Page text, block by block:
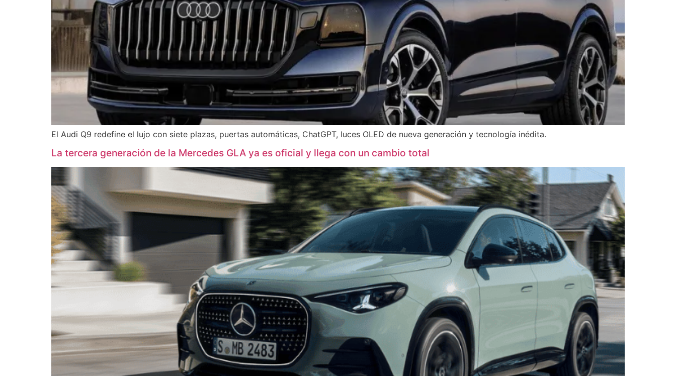
El Audi Q9 redefine el lujo con siete plazas, puertas automáticas, ChatGPT, luces OLED de nueva generación y tecnología inédita.
La tercera generación de la Mercedes GLA ya es oficial y llega con un cambio total